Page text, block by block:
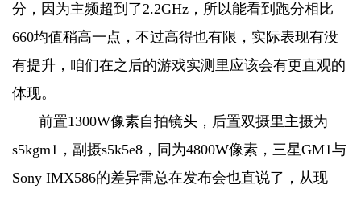
分，因为主频超到了2.2GHz，所以能看到跑分相比
660均值稍高一点，不过高得也有限，实际表现有没
有提升，咱们在之后的游戏实测里应该会有更直观的
体现。
前置1300W像素自拍镜头，后置双摄里主摄为
s5kgm1，副摄s5k5e8，同为4800W像素，三星GM1与
Sony IMX586的差异雷总在发布会也直说了，从现